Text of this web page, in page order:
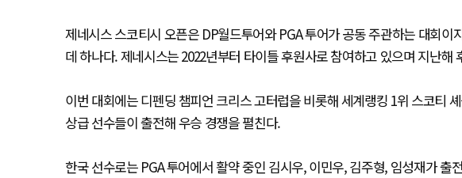
제네시스 스코티시 오픈은 DP월드투어와 PGA 투어가 공동 주관하는 대회이
데 하나다. 제네시스는 2022년부터 타이틀 후원사로 참여하고 있으며 지난해
이번 대회에는 디펜딩 챔피언 크리스 고터럽을 비롯해 세계랭킹 1위 스코티
상급 선수들이 출전해 우승 경쟁을 펼친다.
한국 선수로는 PGA 투어에서 활약 중인 김시우, 이민우, 김주형, 임성재가 출